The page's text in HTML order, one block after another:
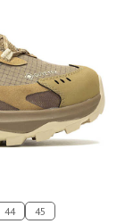
44 45